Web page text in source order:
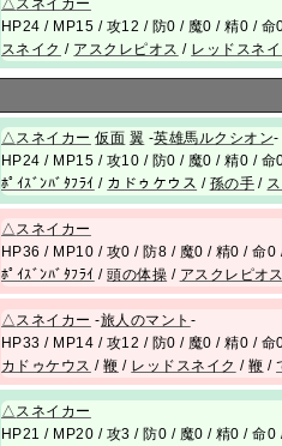
△スネイカー
HP24 / MP15 / 攻12 / 防0 / 魔0 / 精0 /
スネイク / アスクレピオス / レッドスネイ
△スネイカー 仮面 翼 -英雄馬ルクシオン-
HP24 / MP15 / 攻10 / 防0 / 魔0 / 精0 /
ﾎﾟｲｽﾞﾝﾊﾞﾀﾌﾗｲ / カドゥケウス / 孫の手 /
△スネイカー
HP36 / MP10 / 攻0 / 防8 / 魔0 / 精0 / 命
ﾎﾟｲｽﾞﾝﾊﾞﾀﾌﾗｲ /頭の体操 / アスクレピオス
△ スネイカー -旅人のマント -
HP33 / MP14 / 攻12 / 防0 / 魔0 / 精0 / 命
カドゥケウス /鞭 / レッドスネイク /鞭 /
△ スネイカー
HP21 / MP20 / 攻3 / 防0 / 魔0 / 精0 / 命0